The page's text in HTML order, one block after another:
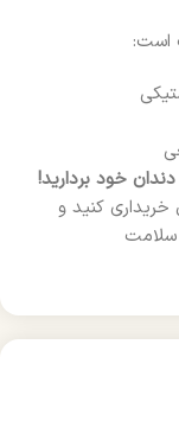
است:
خود بردارید!
کنید و
سلامت